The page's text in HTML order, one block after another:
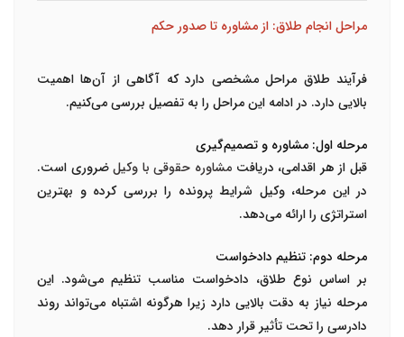
مراحل انجام طلاق: از مشاوره تا صدور حکم
فرآیند طلاق مراحل مشخصی دارد که آگاهی از آن‌ها اهمیت
بالایی دارد. در ادامه این مراحل را به تفصیل بررسی می‌کنیم.
مرحله اول: مشاوره و تصمیم‌گیری
قبل از هر اقدامی، دریافت مشاوره حقوقی با وکیلضروری است.
در این مرحله، وکیل شرایط پرونده را بررسی کرده و بهترین
استراتژی را ارائه می‌دهد.
مرحله دوم: تنظیم دادخواست
بر اساس نوع طلاق، دادخواست مناسب تنظیم می‌شود. این
مرحله نیاز به دقت بالایی دارد زیرا هرگونه اشتباه می‌تواند روند
دادرسی را تحت تأثیر قرار دهد.